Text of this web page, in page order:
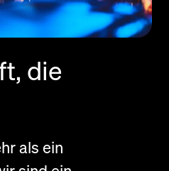
die
als ein